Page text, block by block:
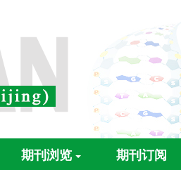
期刊浏览 期刊订阅